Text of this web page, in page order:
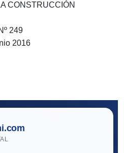
CONSTRUCCIÓN
249
2016